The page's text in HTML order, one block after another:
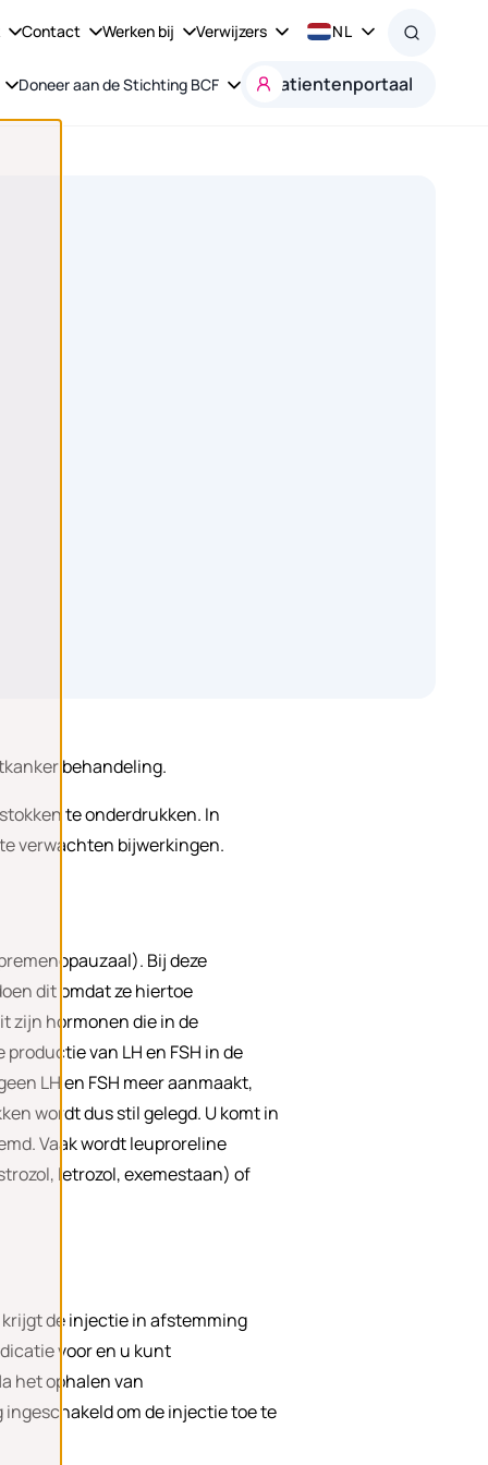
Contact Werken bij Verwijzers NL
Doneer aan de Stichting BCF Patientenportaal
behandeling.
te onderdrukken. In
verwachten bijwerkingen.
Bij deze
dit omdat ze hiertoe
zijn hormonen die in de
van LH en FSH in de
LH en FSH meer aanmaakt,
wordt dus stil gelegd. U komt in
Vaak wordt leuproreline
letrozol, exemestaan) of
de injectie in afstemming
voor en u kunt
het ophalen van
om de injectie toe te